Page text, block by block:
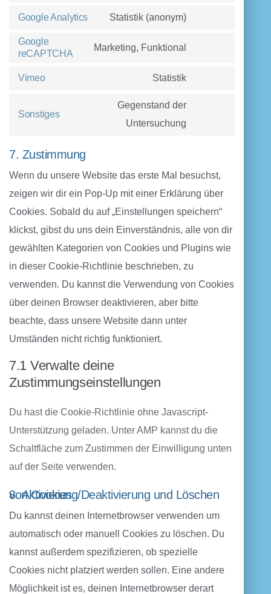
Google Analytics Statistik (anonym)
Google
reCAPTCHA
Marketing, Funktional
Vimeo Statistik
Sonstiges
Gegenstand der
Untersuchung
sonstiges
7. Zustimmung
Wenn du unsere Website das erste Mal besuchst,
zeigen wir dir ein Pop-Up mit einer Erklärung über
Cookies. Sobald du auf „Einstellungen speichern“
klickst, gibst du uns dein Einverständnis, alle von dir
gewählten Kategorien von Cookies und Plugins wie
in dieser Cookie-Richtlinie beschrieben, zu
verwenden. Du kannst die Verwendung von Cookies
über deinen Browser deaktivieren, aber bitte
beachte, dass unsere Website dann unter
Umständen nicht richtig funktioniert.
7.1 Verwalte deine
Zustimmungseinstellungen
Du hast die Cookie-Richtlinie ohne Javascript-
Unterstützung geladen. Unter AMP kannst du die
Schaltfläche zum Zustimmen der Einwilligung unten
auf der Seite verwenden.
8. Aktivierung/Deaktivierung und Löschen von Cookies
Du kannst deinen Internetbrowser verwenden um
automatisch oder manuell Cookies zu löschen. Du
kannst außerdem spezifizieren, ob spezielle
Cookies nicht platziert werden sollen. Eine andere
Möglichkeit ist es, deinen Internetbrowser derart